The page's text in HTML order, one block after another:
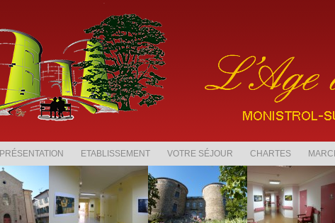
PRÉSENTATION ETABLISSEMENT VOTRE SÉJOUR CHARTES